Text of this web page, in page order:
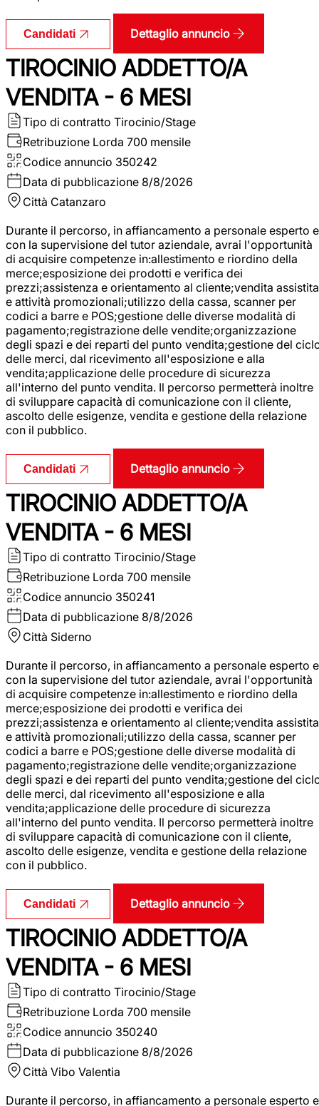
Candidati Dettaglio annuncio
TIROCINIO ADDETTO/A
VENDITA - 6 MESI
Tipo di contratto Tirocinio/Stage
Retribuzione Lorda 700 mensile
Codice annuncio 350242
Data di pubblicazione 8/8/2026
Città Catanzaro
Durante il percorso, in affiancamento a personale esperto e
con la supervisione del tutor aziendale, avrai l'opportunità
di acquisire competenze in:allestimento e riordino della
merce;esposizione dei prodotti e verifica dei
prezzi;assistenza e orientamento al cliente;vendita assistita
e attività promozionali;utilizzo della cassa, scanner per
codici a barre e POS;gestione delle diverse modalità di
pagamento;registrazione delle vendite;organizzazione
degli spazi e dei reparti del punto vendita;gestione del
delle merci, dal ricevimento all'esposizione e alla
vendita;applicazione delle procedure di sicurezza
all'interno del punto vendita. Il percorso permetterà inoltre
di sviluppare capacità di comunicazione con il cliente,
ascolto delle esigenze, vendita e gestione della relazione
con il pubblico.
Candidati Dettaglio annuncio
TIROCINIO ADDETTO/A
VENDITA - 6 MESI
Tipo di contratto Tirocinio/Stage
Retribuzione Lorda 700 mensile
Codice annuncio 350241
Data di pubblicazione 8/8/2026
Città Siderno
Durante il percorso, in affiancamento a personale esperto e
con la supervisione del tutor aziendale, avrai l'opportunità
di acquisire competenze in:allestimento e riordino della
merce;esposizione dei prodotti e verifica dei
prezzi;assistenza e orientamento al cliente;vendita assistita
e attività promozionali;utilizzo della cassa, scanner per
codici a barre e POS;gestione delle diverse modalità di
pagamento;registrazione delle vendite;organizzazione
degli spazi e dei reparti del punto vendita;gestione del
delle merci, dal ricevimento all'esposizione e alla
vendita;applicazione delle procedure di sicurezza
all'interno del punto vendita. Il percorso permetterà inoltre
di sviluppare capacità di comunicazione con il cliente,
ascolto delle esigenze, vendita e gestione della relazione
con il pubblico.
Candidati Dettaglio annuncio
TIROCINIO ADDETTO/A
VENDITA - 6 MESI
Tipo di contratto Tirocinio/Stage
Retribuzione Lorda 700 mensile
Codice annuncio 350240
Data di pubblicazione 8/8/2026
Città Vibo Valentia
Durante il percorso, in affiancamento a personale esperto e